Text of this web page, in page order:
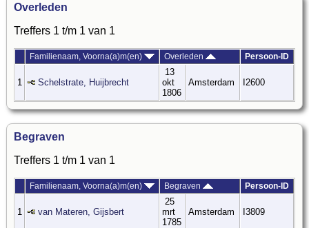
Overleden
Treffers 1 t/m 1 van 1
Familienaam, Voorna(a)m(en) Overleden Persoon-ID
1 Schelstrate, Huijbrecht
13
okt
1806
Amsterdam I2600
Begraven
Treffers 1 t/m 1 van 1
Familienaam, Voorna(a)m(en) Begraven Persoon-ID
1 van Materen, Gijsbert
25
mrt
1785
Amsterdam I3809